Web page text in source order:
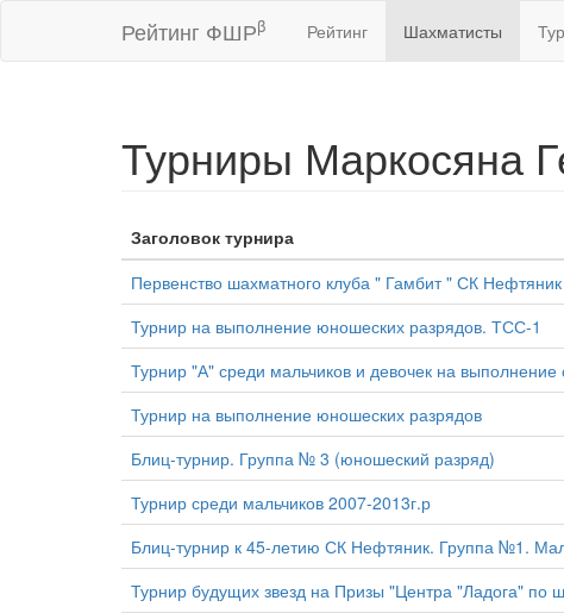
Рейтинг ФШРβ Рейтинг Шахматисты
Турниры Маркосяна
Заголовок турнира
Первенство шахматного клуба " Гамбит " СК Нефтяник
Турнир на выполнение юношеских разрядов. ТСС-1
Турнир "А" среди мальчиков и девочек на выполнение
Турнир на выполнение юношеских разрядов
Блиц-турнир. Группа № 3 (юношеский разряд)
Турнир среди мальчиков 2007-2013г.р
Блиц-турнир к 45-летию СК Нефтяник. Группа №1.
Турнир будущих звезд на Призы "Центра "Ладога" по